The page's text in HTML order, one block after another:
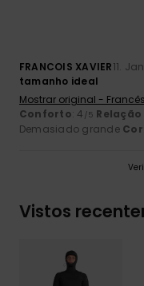
FRANCOIS XAVIER11.
tamanho ideal
Mostrar original - Francês
Conforto: 4 /5
Demasiado grande Cor
Vistos